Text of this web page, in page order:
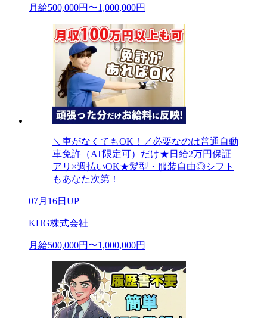
月給500,000円〜1,000,000円
＼車がなくてもOK！／必要なのは普通自動
車免許（AT限定可）だけ★日給2万円保証
アリ×週払いOK★髪型・服装自由◎シフト
もあなた次第！
07月16日UP
KHG株式会社
月給500,000円〜1,000,000円